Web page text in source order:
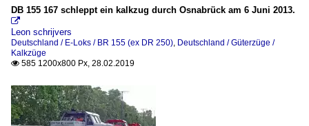
DB 155 167 schleppt ein kalkzug durch Osnabrück am 6 Juni 2013.

Leon schrijvers
Deutschland / E-Loks / BR 155 (ex DR 250), Deutschland / Güterzüge /
Kalkzüge
 585 1200x800 Px, 28.02.2019